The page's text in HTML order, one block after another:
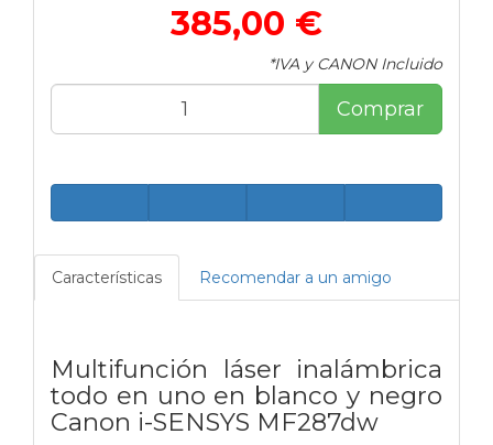
385,00 €
*IVA y CANON Incluido
Comprar
Características Recomendar a un amigo
Multifunción láser inalámbrica
todo en uno en blanco y negro
Canon i-SENSYS MF287dw